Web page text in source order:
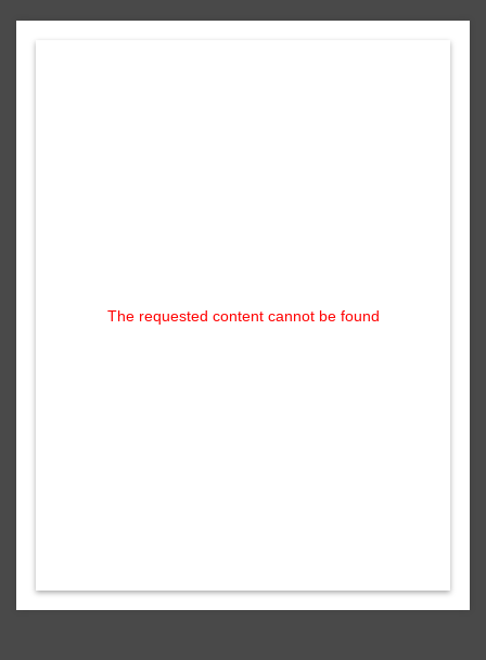
The requested content cannot be found